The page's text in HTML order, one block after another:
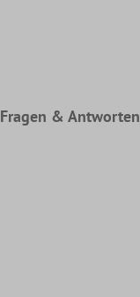
Fragen & Antworten